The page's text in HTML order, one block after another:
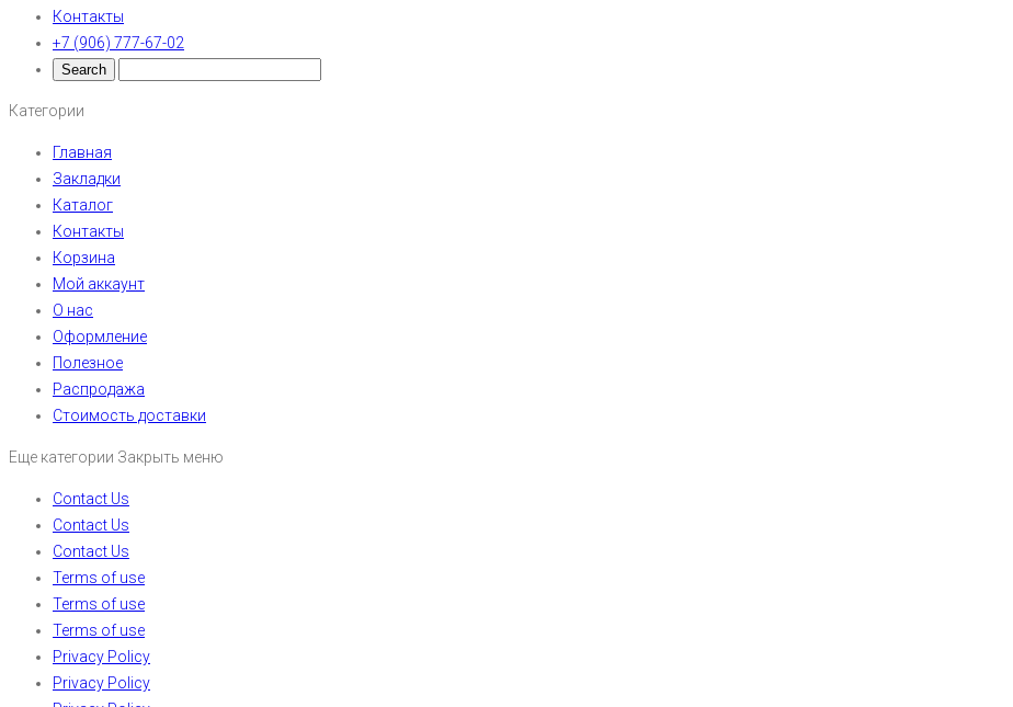
Контакты
+7 (906) 777-67-02
Категории
Главная
Закладки
Каталог
Контакты
Корзина
Мой аккаунт
О нас
Оформление
Полезное
Распродажа
Стоимость доставки
Еще категории Закрыть меню
Contact Us
Contact Us
Contact Us
Terms of use
Terms of use
Terms of use
Privacy Policy
Privacy Policy